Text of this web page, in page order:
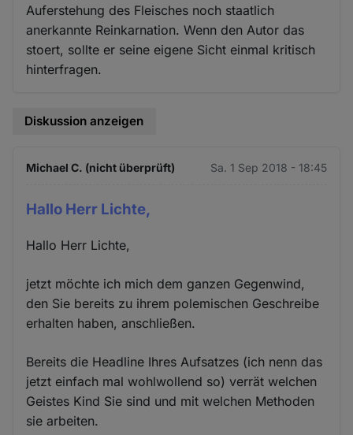
Auferstehung des Fleisches noch staatlich
anerkannte Reinkarnation. Wenn den Autor das
stoert, sollte er seine eigene Sicht einmal kritisch
hinterfragen.
Diskussion anzeigen
Michael C. (nicht überprüft) Sa. 1 Sep 2018 - 18:45
Hallo Herr Lichte,
Hallo Herr Lichte,
jetzt möchte ich mich dem ganzen Gegenwind,
den Sie bereits zu ihrem polemischen Geschreibe
erhalten haben, anschließen.
Bereits die Headline Ihres Aufsatzes (ich nenn das
jetzt einfach mal wohlwollend so) verrät welchen
Geistes Kind Sie sind und mit welchen Methoden
sie arbeiten.